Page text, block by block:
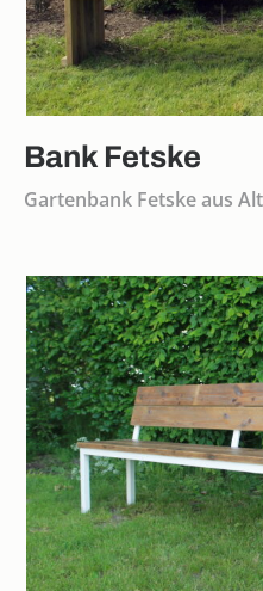
Bank Fetske
Gartenbank Fetske aus